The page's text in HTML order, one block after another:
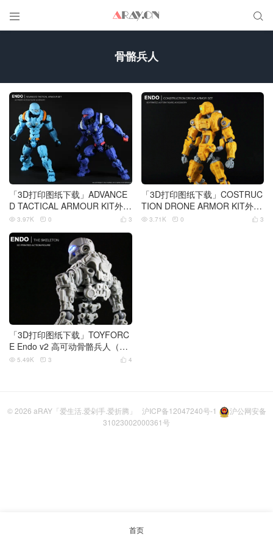
 
骨骼兵人
「3D打印图纸下载」ADVANCE
D TACTICAL ARMOUR KIT外装
甲（TOYFORCE Endo可动骨骼
 3
 3.97K  0
「3D打印图纸下载」COSTRUC
TION DRONE ARMOR KIT外装
甲（TOYFORCE Endo可动骨骼
 3
 3.71K  0
「3D打印图纸下载」TOYFORC
E Endo v2 高可动骨骼兵人（可
换外装甲）
 4
 5.49K  3
© 2026 aRAY「爱生活.爱剁手.爱折腾」 沪ICP备12047240号-1
沪公网安备
31023002000361号
首页